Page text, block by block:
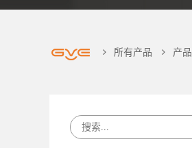
所有产品 产品